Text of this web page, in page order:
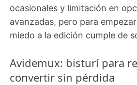
ocasionales y limitación en
avanzadas, pero para
miedo a la edición cumple de
Avidemux: bisturí para
convertir sin pérdida